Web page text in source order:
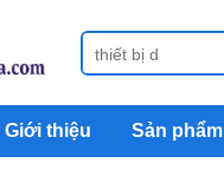
Giới thiệu Sản phẩm